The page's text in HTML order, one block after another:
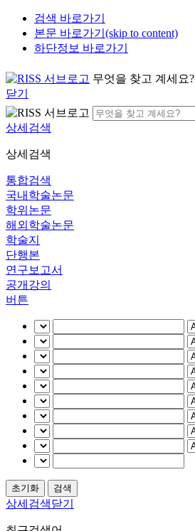
검색 바로가기
본문 바로가기(skip to content)
하단정보 바로가기
무엇을 찾고 계세요?
닫기
상세검색
상세검색
통합검색
국내학술논문
학위논문
해외학술논문
학술지
단행본
연구보고서
공개강의
버튼
상세검색닫기